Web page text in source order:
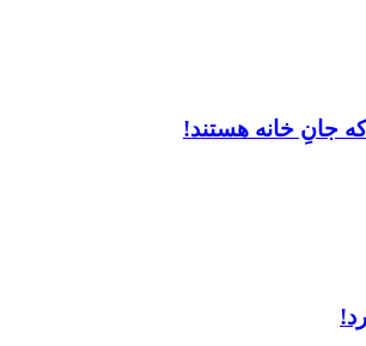
جانِ خانه هستند!